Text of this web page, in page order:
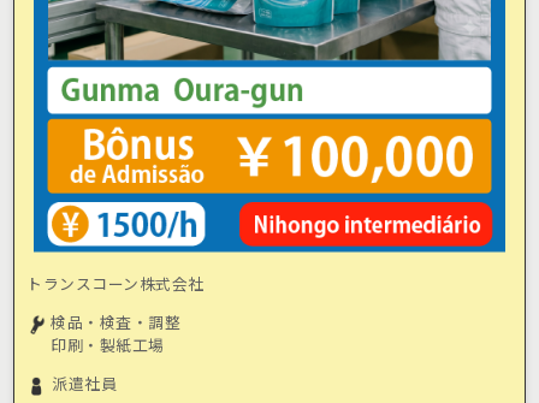
トランスコーン株式会社
検品・検査・調整
印刷・製紙工場
派遣社員